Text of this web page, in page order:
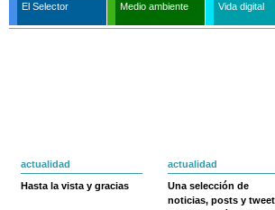
El Selector Medio ambiente Vida digital
actualidad
Hasta la vista y gracias
actualidad
Una selección de
noticias, posts y